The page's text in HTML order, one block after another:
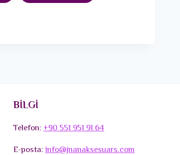
BİLGİ
Telefon:+90 551 951 91 64
E-posta:info@jnanaksesuars.com